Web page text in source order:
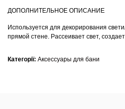
ДОПОЛНИТЕЛЬНОЕ ОПИСАНИЕ
Используется для декорирования
прямой стене. Рассеивает свет,
Категорії: Аксессуары для бани